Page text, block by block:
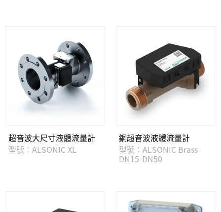
超音波大尺寸液體流量計
型號：ALSONIC XL
銅超音波液體流量計
型號：ALSONIC Brass
DN15-DN50